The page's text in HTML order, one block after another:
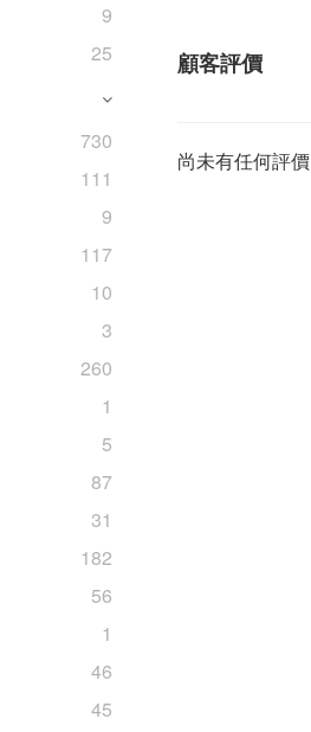
9
25
730
111
9
117
10
3
260
1
5
87
31
182
56
1
46
45
顧客評價
尚未有任何評價